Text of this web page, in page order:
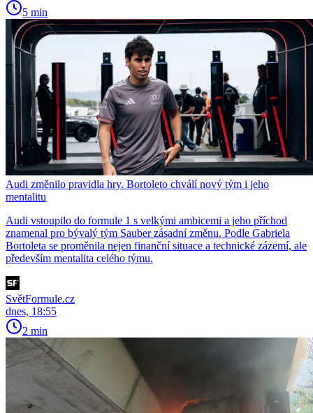
5 min
Audi změnilo pravidla hry. Bortoleto chválí nový tým i jeho
mentalitu
Audi vstoupilo do formule 1 s velkými ambicemi a jeho příchod
znamenal pro bývalý tým Sauber zásadní změnu. Podle Gabriela
Bortoleta se proměnila nejen finanční situace a technické zázemí, ale
především mentalita celého týmu.
SvětFormule.cz
dnes, 18:55
2 min